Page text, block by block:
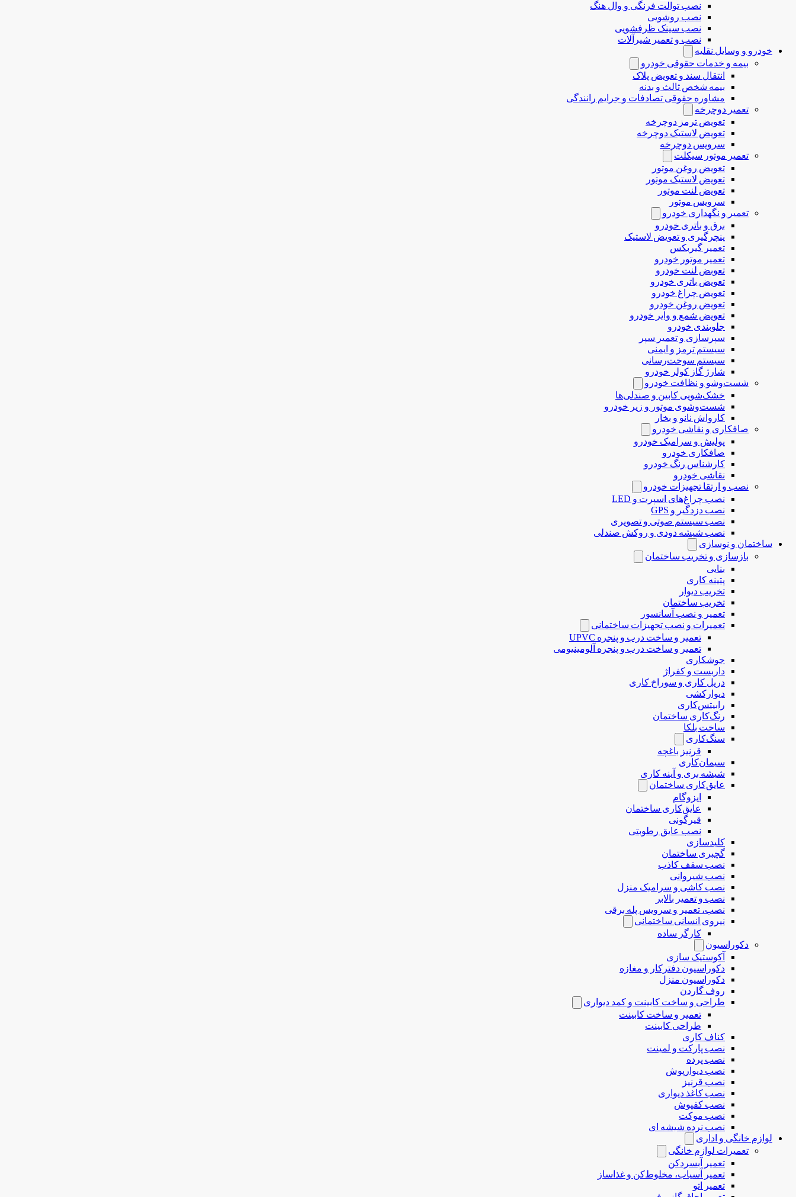
نصب توالت فرنگی و وال هنگ
نصب روشویی
نصب سینک ظرفشویی
نصب و تعمیر شیرآلات
خودرو و وسایل نقلیه
بیمه و خدمات حقوقی خودرو
انتقال سند و تعویض پلاک
بیمه شخص ثالث و بدنه
مشاوره حقوقی تصادفات و جرایم رانندگی
تعمیر دوچرخه
تعویض ترمز دوچرخه
تعویض لاستیک دوچرخه
سرویس دوچرخه
تعمیر موتور سیکلت
تعویض روغن موتور
تعویض لاستیک موتور
تعویض لنت موتور
سرویس موتور
تعمیر و نگهداری خودرو
برق و باتری خودرو
پنچرگیری و تعویض لاستیک
تعمیر گیربکس
تعمیر موتور خودرو
تعوبض لنت خودرو
تعویض باتری خودرو
تعویض چراغ خودرو
تعویض روغن خودرو
تعویض شمع و وایر خودرو
جلوبندی خودرو
سپرسازی و تعمیر سپر
سیستم ترمز و ایمنی
سیستم سوخت‌رسانی
شارژ گاز کولر خودرو
شست‌وشو و نظافت خودرو
خشک‌شویی کابین و صندلی‌ها
شست‌وشوی موتور و زیر خودرو
کارواش نانو و بخار
صافکاری و نقاشی خودرو
پولیش و سرامیک خودرو
صافکاری خودرو
کارشناس رنگ خودرو
نقاشی خودرو
نصب و ارتقا تجهیزات خودرو
نصب چراغ‌های اسپرت و LED
نصب دزدگیر و GPS
نصب سیستم صوتی و تصویری
نصب شیشه دودی و روکش صندلی
ساختمان و نوسازی
بازسازی و تخریب ساختمان
بنایی
پتینه کاری
تخریب دیوار
تخریب ساختمان
تعمیر و نصب آسانسور
تعمیرات و نصب تجهیزات ساختمانی
تعمیر و ساخت درب و پنجره UPVC
تعمیر و ساخت درب و پنجره آلومینیومی
جوشکاری
داربست و کفراژ
دریل کاری و سوراخ کاری
دیوارکشی
رابیتس‌کاری
رنگ‌کاری ساختمان
ساخت بلکا
سنگ‌کاری
قرنیز باغچه
سیمان‌کاری
شیشه بری و آینه کاری
عایق‌کاری ساختمان
ایزوگام
عایق‌کاری ساختمان
قیرگونی
نصب عایق رطوبتی
کلیدسازی
گچبری ساختمان
نصب سقف کاذب
نصب شیروانی
نصب کاشی و سرامیک منزل
نصب و تعمیر بالابر
نصب، تعمیر و سرویس پله برقی
نیروی انسانی ساختمانی
کارگر ساده
دکوراسیون
آکوستیک سازی
دکوراسیون دفترکار و مغازه
دکوراسیون منزل
روف گاردن
طراحی و ساخت کابینت و کمد دیواری
تعمیر و ساخت کابینت
طراحی کابینت
کناف کاری
نصب پارکت و لمینت
نصب پرده
نصب دیوارپوش
نصب قرنیز
نصب کاغذ دیواری
نصب کفپوش
نصب موکت
نصب نرده شیشه ای
لوازم خانگی و اداری
تعمیرات لوازم خانگی
تعمیر آبسردکن
تعمیر آسیاب، مخلوط‌کن و غذاساز
تعمیر اتو